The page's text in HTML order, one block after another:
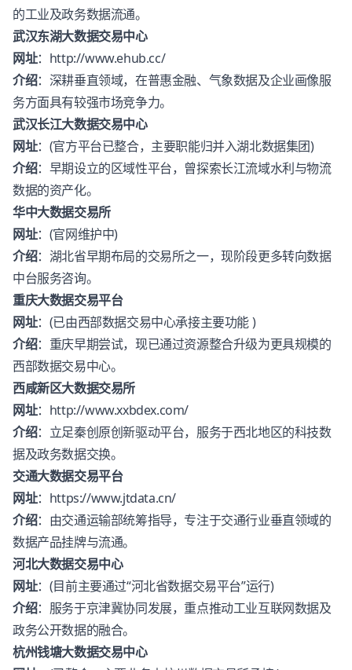
的工业及政务数据流通。
武汉东湖大数据交易中心
网址： http://www.ehub.cc/
介绍：深耕垂直领域，在普惠金融、气象数据及企业画像服
务方面具有较强市场竞争力。
武汉长江大数据交易中心
网址：(官方平台已整合，主要职能归并入湖北数据集团)
介绍：早期设立的区域性平台，曾探索长江流域水利与物流
数据的资产化。
华中大数据交易所
网址：(官网维护中)
介绍：湖北省早期布局的交易所之一，现阶段更多转向数据
中台服务咨询。
重庆大数据交易平台
网址：(已由西部数据交易中心承接主要功能 )
介绍：重庆早期尝试，现已通过资源整合升级为更具规模的
西部数据交易中心。
西咸新区大数据交易所
网址： http://www.xxbdex.com/
介绍：立足秦创原创新驱动平台，服务于西北地区的科技数
据及政务数据交换。
交通大数据交易平台
网址： https://www.jtdata.cn/
介绍：由交通运输部统筹指导，专注于交通行业垂直领域的
数据产品挂牌与流通。
河北大数据交易中心
网址：(目前主要通过“河北省数据交易平台”运行)
介绍：服务于京津冀协同发展，重点推动工业互联网数据及
政务公开数据的融合。
杭州钱塘大数据交易中心